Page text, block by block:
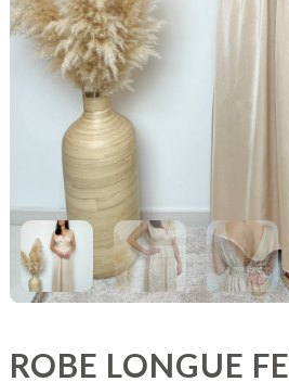
ROBE LONGUE